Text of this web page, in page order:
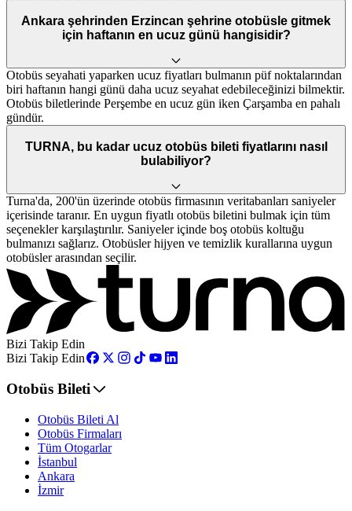
Ankara şehrinden Erzincan şehrine otobüsle gitmek
için haftanın en ucuz günü hangisidir?
Otobüs seyahati yaparken ucuz fiyatları bulmanın püf noktalarından
biri haftanın hangi günü daha ucuz seyahat edebileceğinizi bilmektir.
Otobüs biletlerinde Perşembe en ucuz gün iken Çarşamba en pahalı
gündür.
TURNA, bu kadar ucuz otobüs bileti fiyatlarını nasıl
bulabiliyor?
Turna'da, 200'ün üzerinde otobüs firmasının veritabanları saniyeler
içerisinde taranır. En uygun fiyatlı otobüs biletini bulmak için tüm
seçenekler karşılaştırılır. Saniyeler içinde boş otobüs koltuğu
bulmanızı sağlarız. Otobüsler hijyen ve temizlik kurallarına uygun
otobüsler arasından seçilir.
Bizi Takip Edin
Bizi Takip Edin
Otobüs Bileti
Otobüs Bileti Al
Otobüs Firmaları
Tüm Otogarlar
İstanbul
Ankara
İzmir